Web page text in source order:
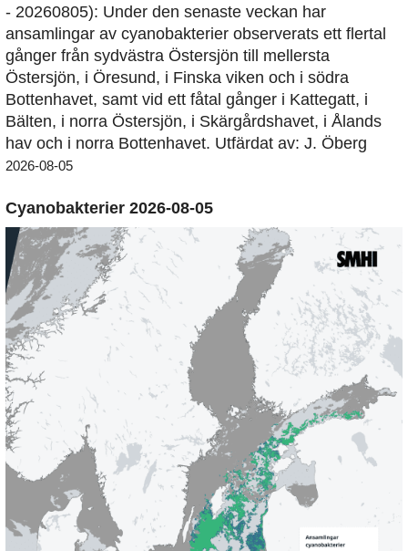
- 20260805): Under den senaste veckan har
ansamlingar av cyanobakterier observerats ett flertal
gånger från sydvästra Östersjön till mellersta
Östersjön, i Öresund, i Finska viken och i södra
Bottenhavet, samt vid ett fåtal gånger i Kattegatt, i
Bälten, i norra Östersjön, i Skärgårdshavet, i Ålands
hav och i norra Bottenhavet. Utfärdat av: J. Öberg
2026-08-05
Cyanobakterier 2026-08-05